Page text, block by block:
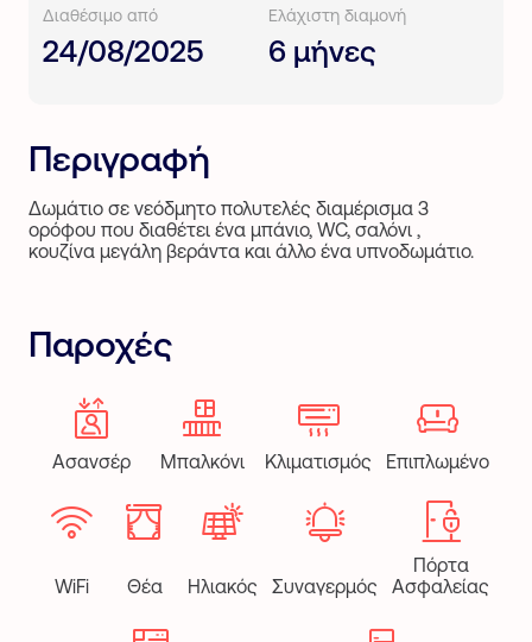
Περιγραφή
Δωμάτιο σε νεόδμητο πολυτελές διαμέρισμα 3
ορόφου που διαθέτει ένα μπάνιο, WC, σαλόνι ,
κουζίνα μεγάλη βεράντα και άλλο ένα υπνοδωμάτιο.
Διαθέσιμο από
24/08/2025
Ελάχιστη διαμονή
6 μήνες
Παροχές
Ασανσέρ Μπαλκόνι Κλιματισμός Επιπλωμένο
WiFi Θέα Ηλιακός Συναγερμός
Πόρτα
Ασφαλείας